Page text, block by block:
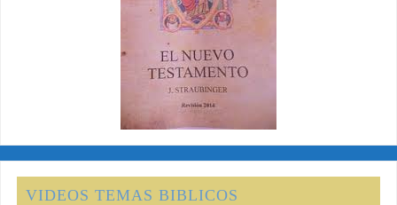
VIDEOS TEMAS BIBLICOS